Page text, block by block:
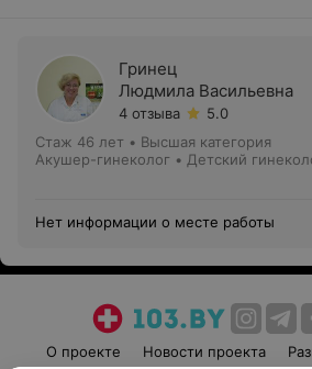
Гринец
Людмила Васильевна
4 отзыва
5.0
Стаж 46 лет • Высшая категория
Акушер-гинеколог • Детский
Нет информации о месте работы
О проекте Новости проекта